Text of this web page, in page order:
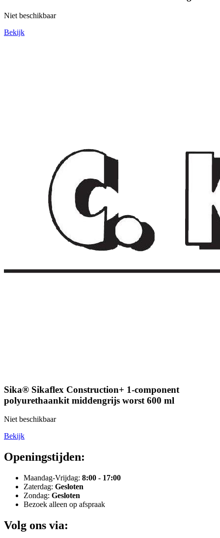
Niet beschikbaar
Bekijk
Sika® Sikaflex Construction+ 1-component
polyurethaankit middengrijs worst 600 ml
Niet beschikbaar
Bekijk
Openingstijden:
Maandag-Vrijdag: 8:00 - 17:00
Zaterdag: Gesloten
Zondag: Gesloten
Bezoek alleen op afspraak
Volg ons via: